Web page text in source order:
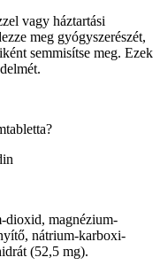
vagy háztartási
meg gyógyszerészét,
semmisítse meg. Ezek
dioxid, magnézium-
nátrium-karboxi-
(52,5 mg).